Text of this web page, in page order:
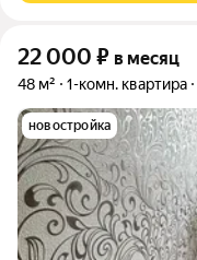
22 000 ₽ в месяц
48 м² 1-комн. квартира
новостройка